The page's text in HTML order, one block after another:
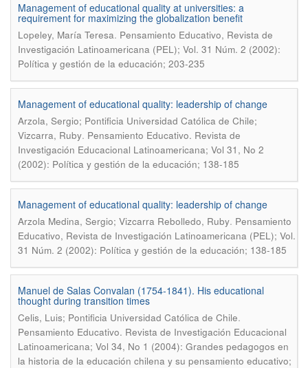
Management of educational quality at universities: a
requirement for maximizing the globalization benefit
Lopeley, María Teresa. Pensamiento Educativo, Revista de
Investigación Latinoamericana (PEL); Vol. 31 Núm. 2 (2002):
Política y gestión de la educación; 203-235
Management of educational quality: leadership of change
Arzola, Sergio; Pontificia Universidad Católica de Chile;
Vizcarra, Ruby. Pensamiento Educativo. Revista de
Investigación Educacional Latinoamericana; Vol 31, No 2
(2002): Política y gestión de la educación; 138-185
Management of educational quality: leadership of change
Arzola Medina, Sergio; Vizcarra Rebolledo, Ruby. Pensamiento
Educativo, Revista de Investigación Latinoamericana (PEL); Vol.
31 Núm. 2 (2002): Política y gestión de la educación; 138-185
Manuel de Salas Convalan (1754-1841). His educational
thought during transition times
Celis, Luis; Pontificia Universidad Católica de Chile.
Pensamiento Educativo. Revista de Investigación Educacional
Latinoamericana; Vol 34, No 1 (2004): Grandes pedagogos en
la historia de la educación chilena y su pensamiento educativo;